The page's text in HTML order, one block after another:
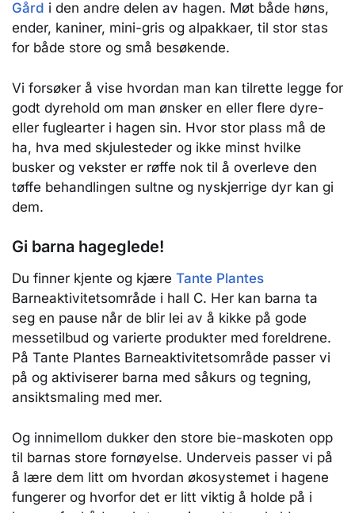
Gård i den andre delen av hagen. Møt både høns,
ender, kaniner, mini-gris og alpakkaer, til stor stas
for både store og små besøkende.
Vi forsøker å vise hvordan man kan tilrette legge for
godt dyrehold om man ønsker en eller flere dyre-
eller fuglearter i hagen sin. Hvor stor plass må de
ha, hva med skjulesteder og ikke minst hvilke
busker og vekster er røffe nok til å overleve den
tøffe behandlingen sultne og nyskjerrige dyr kan gi
dem.
Gi barna hageglede!
Du finner kjente og kjære Tante Plantes
Barneaktivitetsområde i hall C. Her kan barna ta
seg en pause når de blir lei av å kikke på gode
messetilbud og varierte produkter med foreldrene.
På Tante Plantes Barneaktivitetsområde passer vi
på og aktiviserer barna med såkurs og tegning,
ansiktsmaling med mer.
Og innimellom dukker den store bie-maskoten opp
til barnas store fornøyelse. Underveis passer vi på
å lære dem litt om hvordan økosystemet i hagene
fungerer og hvorfor det er litt viktig å holde på i